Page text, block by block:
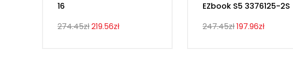
16
274.45zł219.56zł
EZbook S5 3376125-2S
247.45zł197.96zł